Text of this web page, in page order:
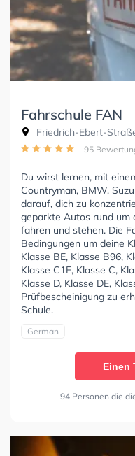
Fahrschule FAN
Friedrich-Ebert-
95
Du wirst lernen, mit
Countryman, BMW,
darauf, dich zu
geparkte Autos rund um
fahren und stehen. Die
Bedingungen um deine
Klasse BE, Klasse B96,
Klasse C1E, Klasse C,
Klasse D, Klasse DE,
Prüfbescheinigung zu
Schule.
German
Einen
94 Personen die